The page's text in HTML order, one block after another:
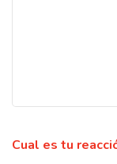
Cual es tu